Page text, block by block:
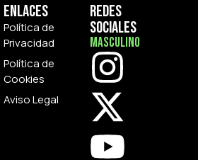
Enlaces
Política de
Privacidad
Política de
Cookies
Aviso Legal
Redes
Sociales
Masculino